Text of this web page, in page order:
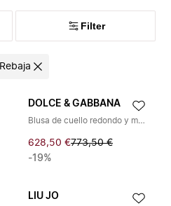
Filter
Rebaja
DOLCE & GABBANA
Blusa de cuello redondo y manga corta
628,50 €773,50 €
-19%
LIU JO